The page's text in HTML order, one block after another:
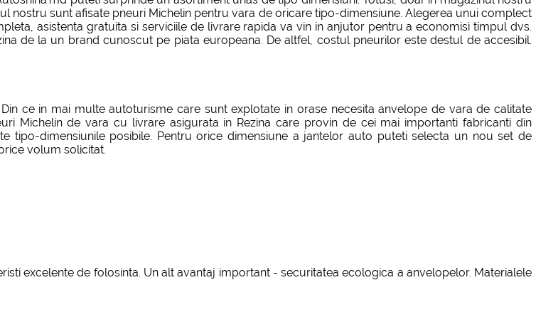
nostru sunt afisate pneuri Michelin pentru vara de oricare tipo-dimensiune. Alegerea unui complect
asistenta gratuita si serviciile de livrare rapida va vin in anjutor pentru a economisi timpul dvs.
de la un brand cunoscut pe piata europeana. De altfel, costul pneurilor este destul de accesibil.
ce in mai multe autoturisme care sunt explotate in orase necesita anvelope de vara de calitate
Michelin de vara cu livrare asigurata in Rezina care provin de cei mai importanti fabricanti din
tipo-dimensiunile posibile. Pentru orice dimensiune a jantelor auto puteti selecta un nou set de
volum solicitat.
excelente de folosinta. Un alt avantaj important - securitatea ecologica a anvelopelor. Materialele